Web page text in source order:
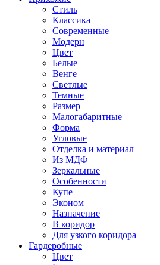
Стиль
Классика
Современные
Модерн
Цвет
Белые
Венге
Светлые
Темные
Размер
Малогабаритные
Форма
Угловые
Отделка и материал
Из МДФ
Зеркальные
Особенности
Купе
Эконом
Назначение
В коридор
Для узкого коридора
Гардеробные
Цвет